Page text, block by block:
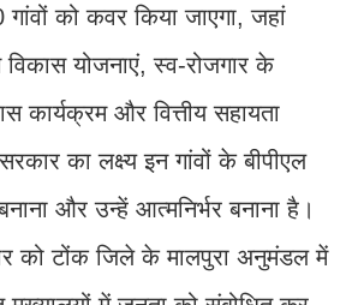
को कवर किया जाएगा, जहां
विकास योजनाएं, स्व-रोजगार के
कार्यक्रम और वित्तीय सहायता
का लक्ष्य इन गांवों के बीपीएल
और उन्हें आत्मनिर्भर बनाना है।
को टोंक जिले के मालपुरा अनुमंडल में